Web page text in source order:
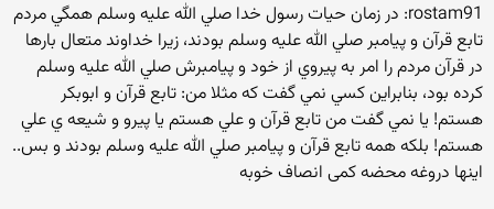
rostam91: در زمان حيات رسول خدا صلي الله عليه وسلم همگي مردم
تابع قرآن و پيامبر صلي الله عليه وسلم بودند، زيرا خداوند متعال بارها
در قرآن مردم را امر به پيروي از خود و پيامبرش صلي الله عليه وسلم
کرده بود، بنابراين کسي نمي گفت که مثلا من: تابع قرآن و ابوبکر
هستم! يا نمي گفت من تابع قرآن و علي هستم يا پيرو و شيعه ي علي
هستم! بلکه همه تابع قرآن و پيامبر صلي الله عليه وسلم بودند و بس..
اینها دروغه محضه کمی انصاف خوبه